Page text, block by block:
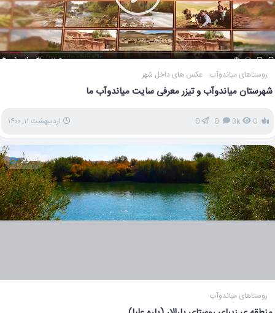
روستاهای میاندوآب عکس های داخل شهر
شهرستان میاندوآب و تیزر معرفی سایت میاندوآب ما
3k
0 اردیبهشت ۱۱, ۱۴۰۰
تصویر
روستاهای میاندوآب